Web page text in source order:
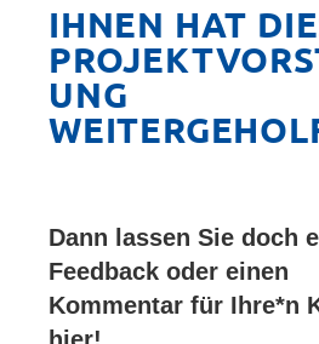
IHNEN HAT
UNG
Dann lassen Sie doch
Feedback oder einen
Kommentar für Ihre*n